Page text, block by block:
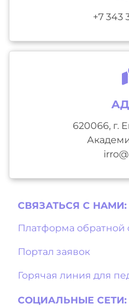
+7 343
620066, г.
СВЯЗАТЬСЯ С НAМИ:
Платформа обратной
Портал заявок
Горячая линия для
СОЦИАЛЬНЫЕ СЕТИ: